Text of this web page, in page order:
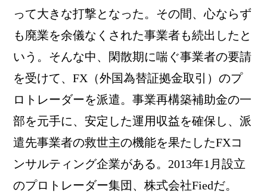
って大きな打撃となった。その間、心ならず
も廃業を余儀なくされた事業者も続出したと
いう。そんな中、閑散期に喘ぐ事業者の要請
を受けて、FX（外国為替証拠金取引）のプ
ロトレーダーを派遣。事業再構築補助金の一
部を元手に、安定した運用収益を確保し、派
遣先事業者の救世主の機能を果たしたFXコ
ンサルティング企業がある。2013年1月設立
のプロトレーダー集団、株式会社Fiedだ。